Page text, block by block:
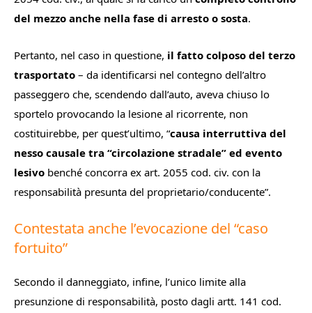
del mezzo anche nella fase di arresto o sosta.
Pertanto, nel caso in questione, il fatto colposo del terzo
trasportato – da identificarsi nel contegno dell’altro
passeggero che, scendendo dall’auto, aveva chiuso lo
sportelo provocando la lesione al ricorrente, non
costituirebbe, per quest’ultimo, “causa interruttiva del
nesso causale tra “circolazione stradale” ed evento
lesivo benché concorra ex art. 2055 cod. civ. con la
responsabilità presunta del proprietario/conducente”.
Contestata anche l’evocazione del “caso
fortuito”
Secondo il danneggiato, infine, l’unico limite alla
presunzione di responsabilità, posto dagli artt. 141 cod.